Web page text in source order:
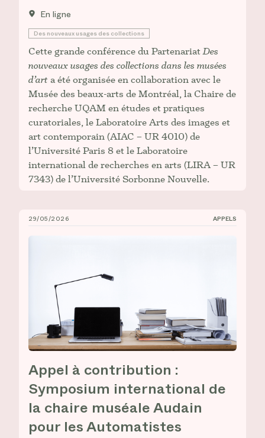
En ligne
Des nouveaux usages des collections
Cette grande conférence du Partenariat Des
nouveaux usages des collections dans les musées
d’art a été organisée en collaboration avec le
Musée des beaux-arts de Montréal, la Chaire de
recherche UQAM en études et pratiques
curatoriales, le Laboratoire Arts des images et
art contemporain (AIAC – UR 4010) de
l’Université Paris 8 et le Laboratoire
international de recherches en arts (LIRA – UR
7343) de l’Université Sorbonne Nouvelle.
Appel à contribution : Symposium international de
29/05/2026 APPELS
Appel à contribution :
Symposium international de
la chaire muséale Audain
pour les Automatistes